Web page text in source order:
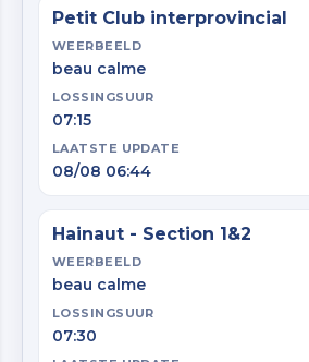
Petit Club interprovincial
WEERBEELD
beau calme
LOSSINGSUUR
07:15
LAATSTE UPDATE
08/08 06:44
Hainaut - Section 1&2
WEERBEELD
beau calme
LOSSINGSUUR
07:30